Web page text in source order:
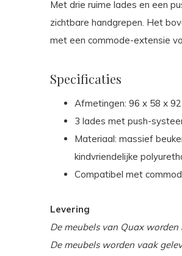
Met drie ruime lades en een
zichtbare handgrepen. Het
met een commode-extensie
Specificaties
Afmetingen: 96 x 58 x
3 lades met push-
Materiaal: massief
kindvriendelijke
Compatibel met
Levering
De meubels van Quax
De meubels worden vaak